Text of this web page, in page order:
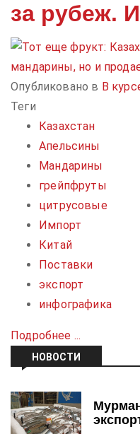
за рубеж.
Опубликовано в В
Теги
Казахстан
Апельсины
Мандарины
грейпфруты
цитрусовые
Импорт
Китай
Поставки
экспорт
инфографика
Подробнее ...
НОВОСТИ